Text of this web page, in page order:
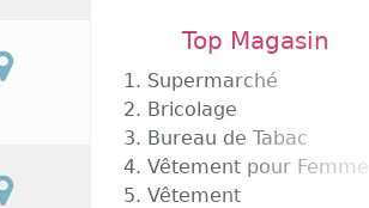
Top Magasin
1. Supermarché
2. Bricolage
3. Bureau de Tabac
4. Vêtement pour Femme
5. Vêtement